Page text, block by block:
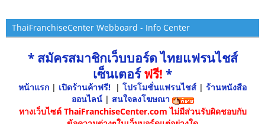
ThaiFranchiseCenter Webboard - Info Center
* สมัครสมาชิกเว็บบอร์ด ไทยแฟรนไชส์
เซ็นเตอร์ฟรี! *
หน้าแรก | เปิดร้านค้าฟรี! | โปรโมชั่นแฟรนไชส์ | ร้านหนังสือ
ออนไลน์ | สนใจลงโฆษณา
ทางเว็บไซต์ ThaiFranchiseCenter.com ไม่มีส่วนรับผิดชอบกับ